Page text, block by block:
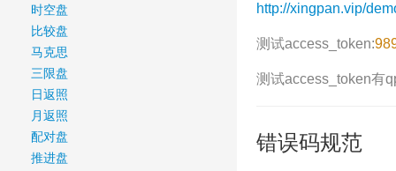
时空盘
比较盘
马克思
三限盘
日返照
月返照
配对盘
推进盘
http://xingpan.vip/
测试access_token:
测试access_token有
错误码规范